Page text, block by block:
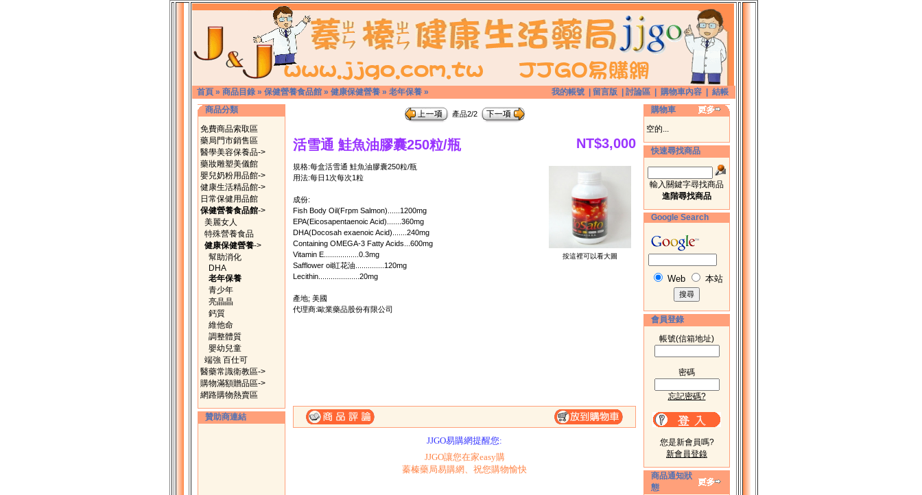
首頁 » 商品目錄 » 保健營養食品館 » 健康保健營養 » 老年保養 » 我的帳號 留言版 討論區 購物車內容
結帳
商品分類
免費商品索取區
藥局門市銷售區
醫學美容保養品->
藥妝雕塑美儀館
嬰兒奶粉用品館->
健康生活精品館->
日常保健用品館
保健營養食品館->
美麗女人
特殊營養食品
健康保健營養->
幫助消化
DHA
老年保養
青少年
亮晶晶
鈣質
維他命
調整體質
嬰幼兒童
端強 百仕可
醫藥常識衛教區->
購物滿額贈品區->
網路購物熱賣區
贊助商連結
產品2/2
活雪通 鮭魚油膠囊250粒/瓶 NT$3,000
按這裡可以看大圖
規格:每盒活雪通 鮭魚油膠囊250粒/瓶
用法:每日1次每次1粒
成份:
Fish Body Oil(Frpm Salmon)......1200mg
EPA(Eicosapentaenoic Acid).......360mg
DHA(Docosah exaenoic Acid).......240mg
Containing OMEGA-3 Fatty Acids...600mg
Vitamin E.................0.3mg
Safflower oil紅花油..............120mg
Lecithin....................20mg
產地; 美國
代理商:歐業藥品股份有限公司
JJGO易購網提醒您:
一、購滿1500元，免費送到府-未滿1500元運費150元。
二、購物滿2000元起送超質贈品-請參考滿額送辦法。
JJGO讓您在家easy購
蓁榛藥局易購網、祝您購物愉快
購物車
空的...
快速尋找商品
輸入關鍵字尋找商品
進階尋找商品
Google Search
Web 本站
會員登錄
帳號(信箱地址)
密碼
忘記密碼?
您是新會員嗎?
新會員登錄
商品通知狀
態